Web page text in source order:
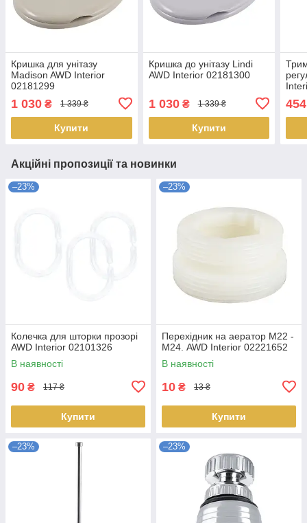
Кришка для унітазу
Madison AWD Interior
02181299
1 030 ₴ 1 339 ₴
Купити
Кришка до унітазу Lindi
AWD Interior 02181300
1 030₴ 1 339 ₴
Купити
454
Акційні пропозиції та новинки
–23%
Колечка для шторки прозорі
AWD Interior 02101326
В наявності
90 ₴ 117 ₴
Купити
–23%
Перехідник на аератор М22 -
М24. AWD Interior 02221652
В наявності
10 ₴ 13 ₴
Купити
–23% –23%